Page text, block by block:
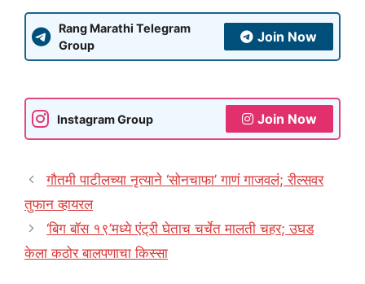
Rang Marathi Telegram
Group
Join Now
Instagram Group Join Now
गौतमी पाटीलच्या नृत्याने ‘सोनचाफा’ गाणं गाजवलं; रील्सवर
तुफान व्हायरल
‘बिग बॉस १९’मध्ये एंट्री घेताच चर्चेत मालती चहर; उघड
केला कठोर बालपणाचा किस्सा